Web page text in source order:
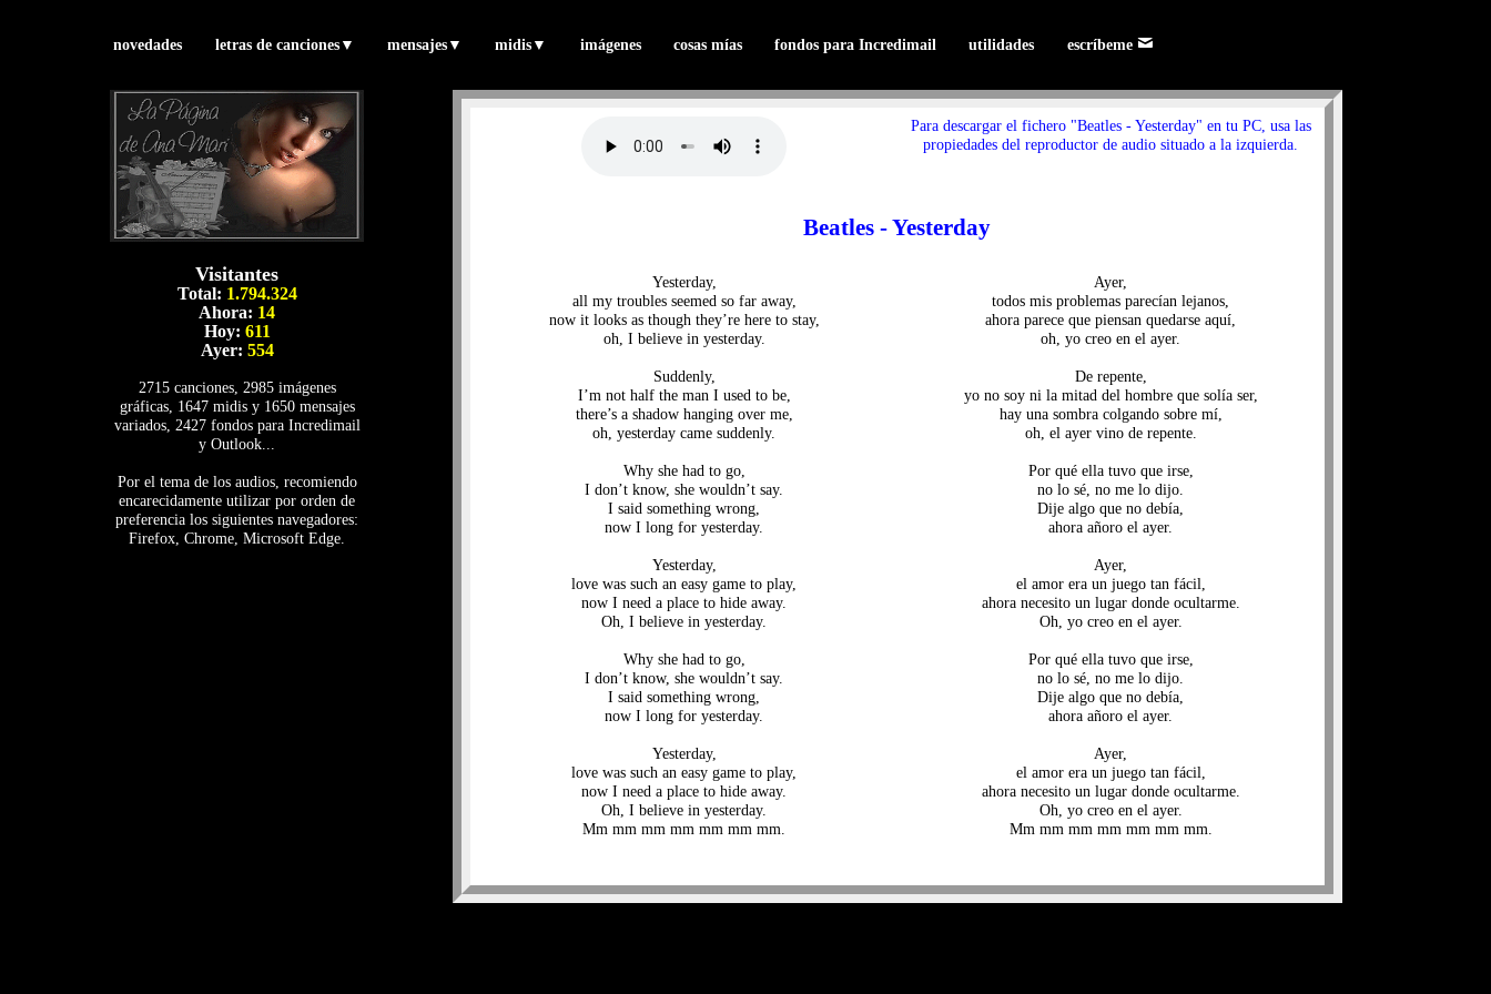
novedades letras de canciones▼ mensajes▼ midis▼ imágenes cosas mías fondos para Incredimail utilidades escríbeme
Visitantes
Total: 1.794.324
Ahora: 14
Hoy: 611
Ayer: 554
2715 canciones, 2985 imágenes
gráficas, 1647 midis y 1650 mensajes
variados, 2427 fondos para Incredimail
y Outlook...
Por el tema de los audios, recomiendo
encarecidamente utilizar por orden de
preferencia los siguientes navegadores:
Firefox, Chrome, Microsoft Edge.
Para descargar el fichero "Beatles - Yesterday" en tu PC, usa las
propiedades del reproductor de audio situado a la izquierda.
Beatles - Yesterday
Yesterday,
all my troubles seemed so far away,
now it looks as though they’re here to stay,
oh, I believe in yesterday.
Suddenly,
I’m not half the man I used to be,
there’s a shadow hanging over me,
oh, yesterday came suddenly.
Why she had to go,
I don’t know, she wouldn’t say.
I said something wrong,
now I long for yesterday.
Yesterday,
love was such an easy game to play,
now I need a place to hide away.
Oh, I believe in yesterday.
Why she had to go,
I don’t know, she wouldn’t say.
I said something wrong,
now I long for yesterday.
Yesterday,
love was such an easy game to play,
now I need a place to hide away.
Oh, I believe in yesterday.
Mm mm mm mm mm mm mm.
Ayer,
todos mis problemas parecían lejanos,
ahora parece que piensan quedarse aquí,
oh, yo creo en el ayer.
De repente,
yo no soy ni la mitad del hombre que solía ser,
hay una sombra colgando sobre mí,
oh, el ayer vino de repente.
Por qué ella tuvo que irse,
no lo sé, no me lo dijo.
Dije algo que no debía,
ahora añoro el ayer.
Ayer,
el amor era un juego tan fácil,
ahora necesito un lugar donde ocultarme.
Oh, yo creo en el ayer.
Por qué ella tuvo que irse,
no lo sé, no me lo dijo.
Dije algo que no debía,
ahora añoro el ayer.
Ayer,
el amor era un juego tan fácil,
ahora necesito un lugar donde ocultarme.
Oh, yo creo en el ayer.
Mm mm mm mm mm mm mm.